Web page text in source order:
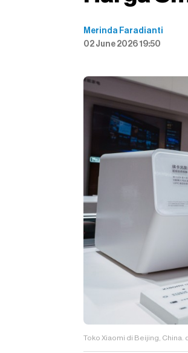
Merinda Faradianti
02 June 2026 19:50
Toko Xiaomi di Beijing,